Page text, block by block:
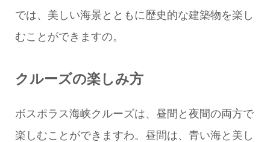
では、美しい海景とともに歴史的な建築物を楽し
むことができますの。
クルーズの楽しみ方
ボスポラス海峡クルーズは、昼間と夜間の両方で
楽しむことができますわ。昼間は、青い海と美し